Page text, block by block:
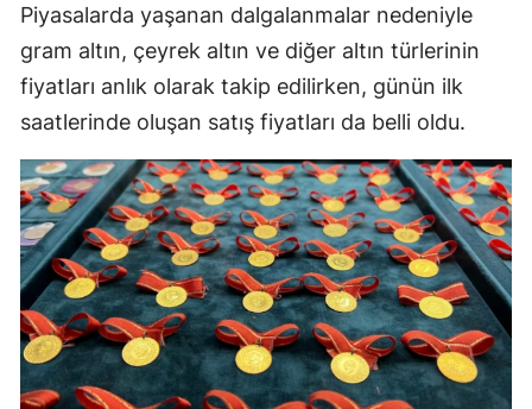
Piyasalarda yaşanan dalgalanmalar nedeniyle
gram altın, çeyrek altın ve diğer altın türlerinin
fiyatları anlık olarak takip edilirken, günün ilk
saatlerinde oluşan satış fiyatları da belli oldu.